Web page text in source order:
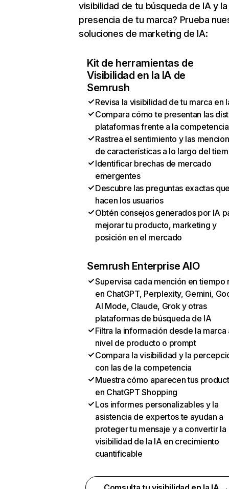
visibilidad de tu búsqueda de IA y la
presencia de tu marca? Prueba
soluciones de marketing de IA:
Kit de herramientas de
Visibilidad en la IA de
Semrush
Revisa la visibilidad de tu marca en
Compara cómo te presentan las
plataformas frente a la competencia
Rastrea el sentimiento y las
de características a lo largo del
Identificar brechas de mercado
emergentes
Descubre las preguntas exactas
hacen los usuarios
Obtén consejos generados por IA
mejorar tu producto, marketing y
posición en el mercado
Semrush Enterprise AIO
Supervisa cada mención en tiempo
en ChatGPT, Perplexity, Gemini,
AI Mode, Claude, Grok y otras
plataformas de búsqueda de IA
Filtra la información desde la marca
nivel de producto o prompt
Compara la visibilidad y la
con las de la competencia
Muestra cómo aparecen tus
en ChatGPT Shopping
Los informes personalizables y la
asistencia de expertos te ayudan a
proteger tu mensaje y a convertir la
visibilidad de la IA en crecimiento
cuantificable